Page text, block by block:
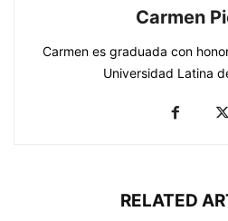
Carmen
Carmen es graduada con
Universidad Latina
RELATED